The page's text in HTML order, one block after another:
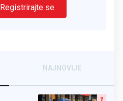
Registrirajte se
NAJNOVIJE